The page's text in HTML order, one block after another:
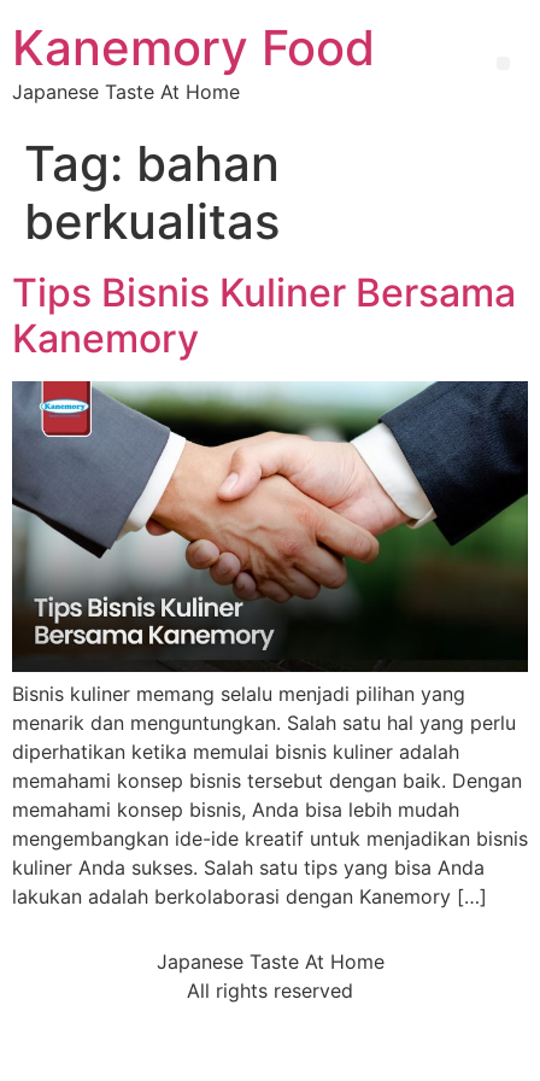
Kanemory Food
Japanese Taste At Home
Tag: bahan
berkualitas
Tips Bisnis Kuliner Bersama
Kanemory
Bisnis kuliner memang selalu menjadi pilihan yang
menarik dan menguntungkan. Salah satu hal yang perlu
diperhatikan ketika memulai bisnis kuliner adalah
memahami konsep bisnis tersebut dengan baik. Dengan
memahami konsep bisnis, Anda bisa lebih mudah
mengembangkan ide-ide kreatif untuk menjadikan bisnis
kuliner Anda sukses. Salah satu tips yang bisa Anda
lakukan adalah berkolaborasi dengan Kanemory […]
Japanese Taste At Home
All rights reserved